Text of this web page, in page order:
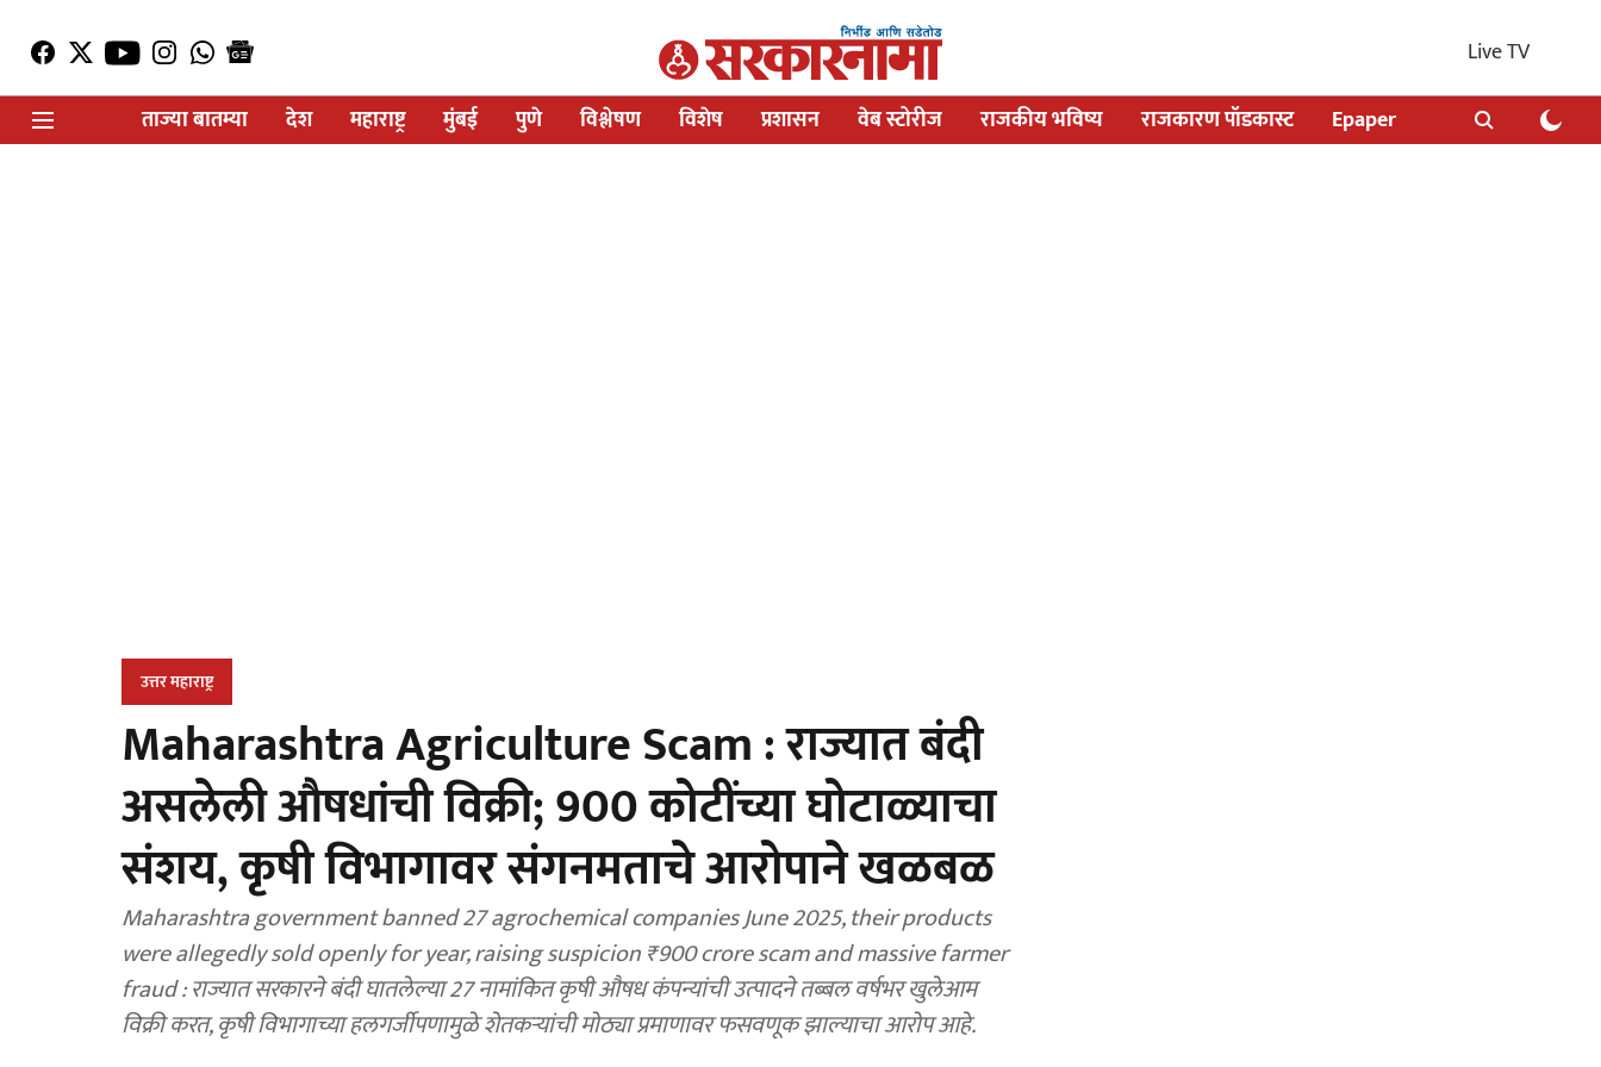
Live TV
ताज्या बातम्या
देश महाराष्ट्र मुंबई पुणे विश्लेषण विशेष प्रशासन वेब स्टोरीज राजकीय भविष्य राजकारण पॉडकास्ट Epaper
उत्तर महाराष्ट्र
Maharashtra Agriculture Scam : राज्यात बंदी
असलेली औषधांची विक्री; 900 कोटींच्या घोटाळ्याचा
संशय, कृषी विभागावर संगनमताचे आरोपाने खळबळ
Maharashtra government banned 27 agrochemical companies June 2025, their products
were allegedly sold openly for year, raising suspicion ₹900 crore scam and massive farmer
fraud : राज्यात सरकारने बंदी घातलेल्या 27 नामांकित कृषी औषध कंपन्यांची उत्पादने तब्बल वर्षभर खुलेआम
विक्री करत, कृषी विभागाच्या हलगर्जीपणामुळे शेतकऱ्यांची मोठ्या प्रमाणावर फसवणूक झाल्याचा आरोप आहे.